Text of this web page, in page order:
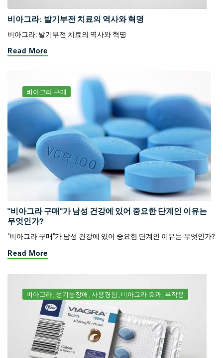
비아그라: 발기부전 치료의 역사와 혁명
비아그라: 발기부전 치료의 역사와 혁명
Read More
비아그라 구매
"비아그라 구매"가 남성 건강에 있어 중요한 단계인 이유는
무엇인가?
"비아그라 구매"가 남성 건강에 있어 중요한 단계인 이유는 무엇인가?
Read More
비아그라 성기능장애 사용경험 비아그라 효과 부작용